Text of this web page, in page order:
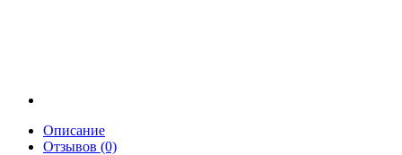
Описание
Отзывов (0)